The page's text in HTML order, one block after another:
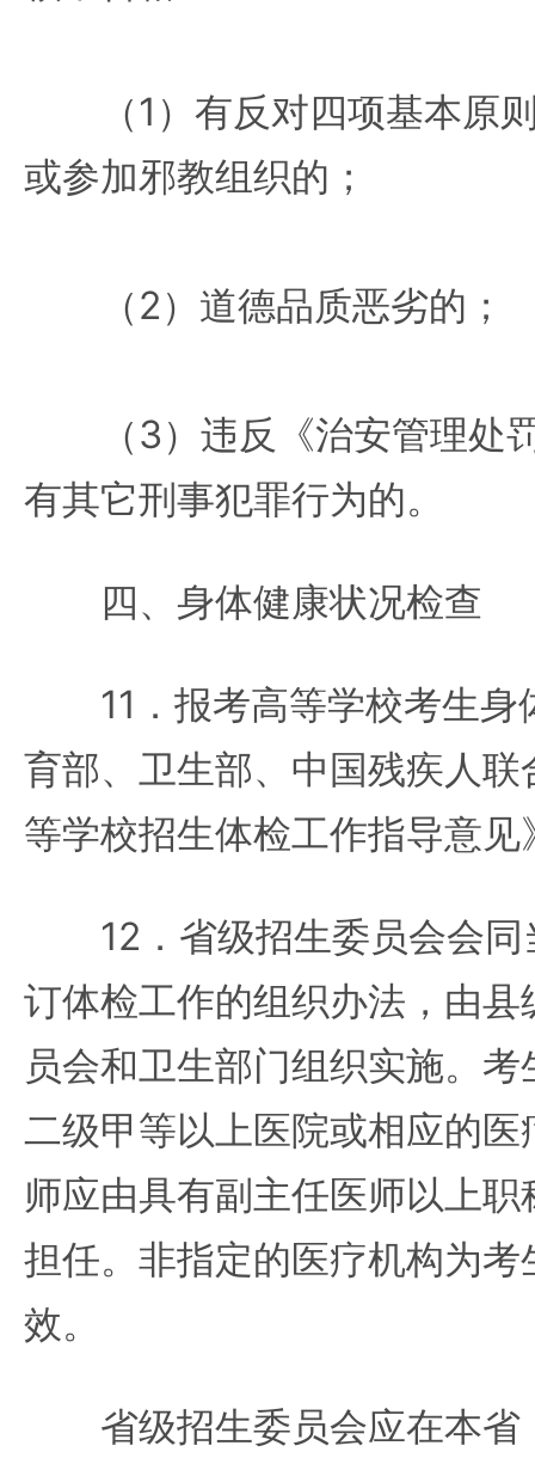
（1）有反对四项基本原则
或参加邪教组织的；
（2）道德品质恶劣的；
（3）违反《治安管理处
有其它刑事犯罪行为的。
四、身体健康状况检查
11．报考高等学校考生身
育部、卫生部、中国残疾人
等学校招生体检工作指导意见
12．省级招生委员会会同
订体检工作的组织办法，由
员会和卫生部门组织实施。
二级甲等以上医院或相应的
师应由具有副主任医师以上
担任。非指定的医疗机构为
效。
省级招生委员会应在本省